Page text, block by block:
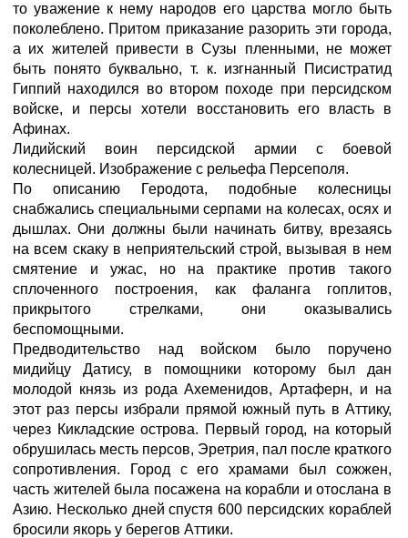
то уважение к нему народов его царства могло быть
поколеблено. Притом приказание разорить эти города,
а их жителей привести в Сузы пленными, не может
быть понято буквально, т. к. изгнанный Писистратид
Гиппий находился во втором походе при персидском
войске, и персы хотели восстановить его власть в
Афинах.
Лидийский воин персидской армии с боевой
колесницей. Изображение с рельефа Персеполя.
По описанию Геродота, подобные колесницы
снабжались специальными серпами на колесах, осях и
дышлах. Они должны были начинать битву, врезаясь
на всем скаку в неприятельский строй, вызывая в нем
смятение и ужас, но на практике против такого
сплоченного построения, как фаланга гоплитов,
прикрытого стрелками, они оказывались
беспомощными.
Предводительство над войском было поручено
мидийцу Датису, в помощники которому был дан
молодой князь из рода Ахеменидов, Артаферн, и на
этот раз персы избрали прямой южный путь в Аттику,
через Кикладские острова. Первый город, на который
обрушилась месть персов, Эретрия, пал после краткого
сопротивления. Город с его храмами был сожжен,
часть жителей была посажена на корабли и отослана в
Азию. Несколько дней спустя 600 персидских кораблей
бросили якорь у берегов Аттики.